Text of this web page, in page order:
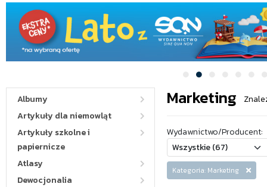
Albumy
Artykuły dla niemowląt
Artykuły szkolne i
papiernicze
Atlasy
Dewocjonalia
Marketing
Wydawnictwo/Producent:
Kategoria: Marketing